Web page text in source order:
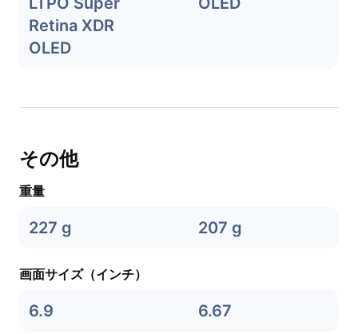
Retina XDR
OLED
その他
重量
227 g 207 g
画面サイズ（インチ）
6.9 6.67